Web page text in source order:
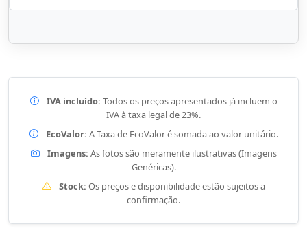
IVA incluído: Todos os preços apresentados já incluem o
IVA à taxa legal de 23%.
EcoValor: A Taxa de EcoValor é somada ao valor unitário.
Imagens: As fotos são meramente ilustrativas (Imagens
Genéricas).
Stock: Os preços e disponibilidade estão sujeitos a
confirmação.